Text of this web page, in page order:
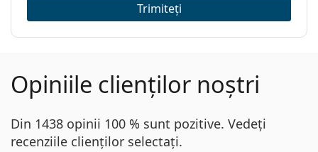
Trimiteți
Opiniile clienților noștri
Din 1438 opinii 100 % sunt pozitive. Vedeți
recenziile clienților selectați.